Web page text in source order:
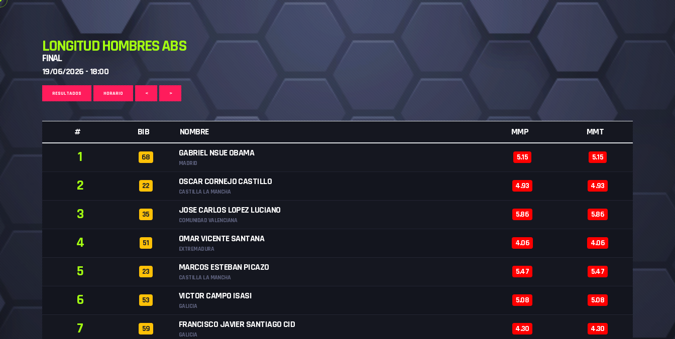
LONGITUD HOMBRES ABS
FINAL
19/06/2026 - 18:00
RESULTADOS HORARIO < >
# BIB NOMBRE MMP MMT
1 68 GABRIEL NSUE OBAMA
MADRID
5.15 5.15
2 22 OSCAR CORNEJO CASTILLO
CASTILLA LA MANCHA
4.93 4.93
3 35 JOSE CARLOS LOPEZ LUCIANO
COMUNIDAD VALENCIANA
5.86 5.86
4 51 OMAR VICENTE SANTANA
EXTREMADURA
4.06 4.06
5 23 MARCOS ESTEBAN PICAZO
CASTILLA LA MANCHA
5.47 5.47
6 53 VICTOR CAMPO ISASI
GALICIA
5.08 5.08
7 59 FRANCISCO JAVIER SANTIAGO CID
GALICIA
4.30 4.30